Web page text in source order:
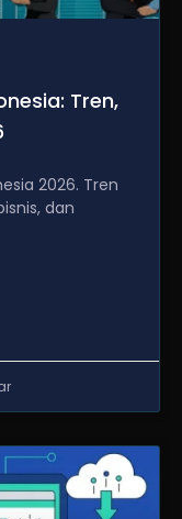
Tren,
2026. Tren
dan